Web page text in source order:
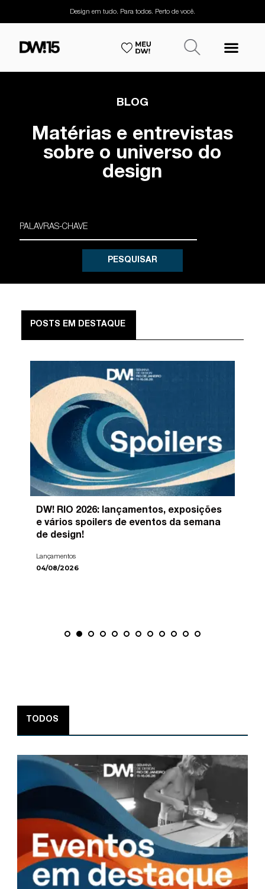
Design em tudo. Para todos. Perto de você.
BLOG
Matérias e entrevistas
sobre o universo do
design
PESQUISAR
POSTS EM DESTAQUE
DW! RIO 2026: lançamentos, exposições
e vários spoilers de eventos da semana
de design!
Lançamentos
04/08/2026
TODOS